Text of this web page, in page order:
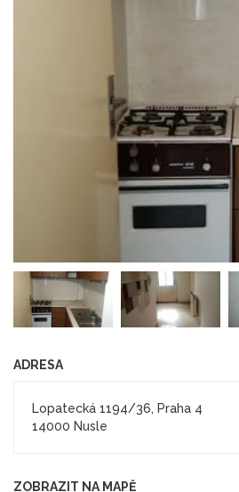
ADRESA
Lopatecká 1194/36, Praha 4
14000 Nusle
ZOBRAZIT NA MAPĚ